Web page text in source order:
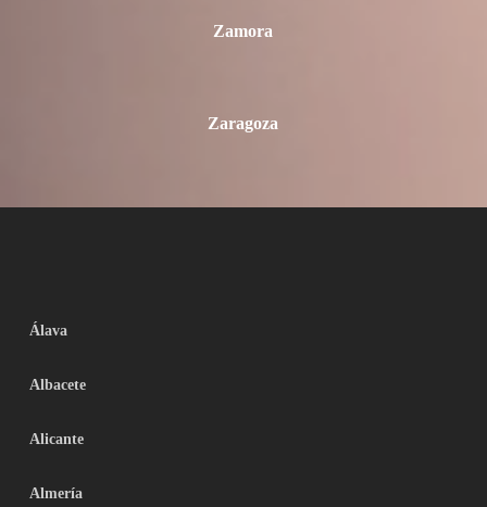
Zamora
Zaragoza
Álava
Albacete
Alicante
Almería